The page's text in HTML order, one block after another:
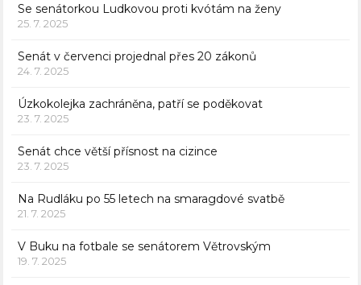
Se senátorkou Ludkovou proti kvótám na ženy
25. 7. 2025
Senát v červenci projednal přes 20 zákonů
24. 7. 2025
Úzkokolejka zachráněna, patří se poděkovat
23. 7. 2025
Senát chce větší přísnost na cizince
23. 7. 2025
Na Rudláku po 55 letech na smaragdové svatbě
21. 7. 2025
V Buku na fotbale se senátorem Větrovským
19. 7. 2025